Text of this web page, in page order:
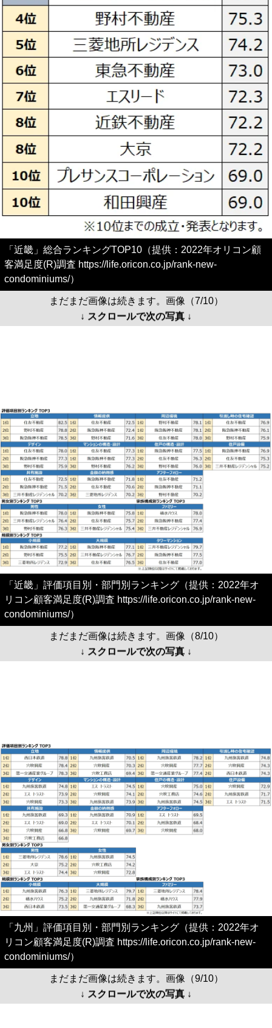
「近畿」総合ランキングTOP10（提供：2022年オリコン顧
客満足度(R)調査 https://life.oricon.co.jp/rank-new-
condominiums/）
まだまだ画像は続きます。画像（7/10）
↓ スクロールで次の写真 ↓
「近畿」評価項目別・部門別ランキング（提供：2022年オ
リコン顧客満足度(R)調査 https://life.oricon.co.jp/rank-new-
condominiums/）
まだまだ画像は続きます。画像（8/10）
↓ スクロールで次の写真 ↓
「九州」評価項目別・部門別ランキング（提供：2022年オ
リコン顧客満足度(R)調査 https://life.oricon.co.jp/rank-new-
condominiums/）
まだまだ画像は続きます。画像（9/10）
↓ スクロールで次の写真 ↓